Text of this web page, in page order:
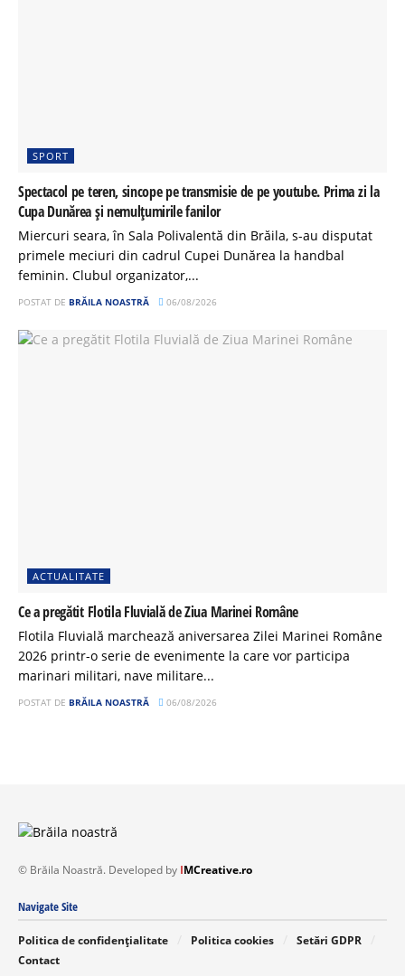
SPORT
Spectacol pe teren, sincope pe transmisie de pe youtube. Prima zi la
Cupa Dunărea și nemulțumirile fanilor
Miercuri seara, în Sala Polivalentă din Brăila, s-au disputat
primele meciuri din cadrul Cupei Dunărea la handbal
feminin. Clubul organizator,...
POSTAT DE BRĂILA NOASTRĂ 06/08/2026
ACTUALITATE
Ce a pregătit Flotila Fluvială de Ziua Marinei Române
Flotila Fluvială marchează aniversarea Zilei Marinei Române
2026 printr-o serie de evenimente la care vor participa
marinari militari, nave militare...
POSTAT DE BRĂILA NOASTRĂ 06/08/2026
© Brăila Noastră. Developed by IMCreative.ro
Navigate Site
Politica de confidențialitate Politica cookies
Setări GDPR
Contact